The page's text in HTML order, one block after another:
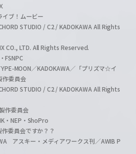
ブ！ムービー
STUDIO / C2 / KADOKAWA All Rights
CO., LTD. All Rights Reserved.
FSNPC
MOON／KADOKAWA／「プリズマ☆イ
作委員会
STUDIO / C2 / KADOKAWA All Rights
作委員会
・NEP・ShoPro
委員会ですか？？
アスキー・メディアワークス刊／AWIB P